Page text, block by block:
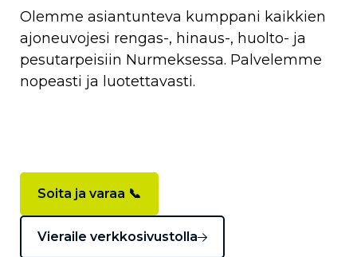
Olemme asiantunteva kumppani kaikkien
ajoneuvojesi rengas-, hinaus-, huolto- ja
pesutarpeisiin Nurmeksessa. Palvelemme
nopeasti ja luotettavasti.
Soita ja varaa 📞
Vieraile verkkosivustolla